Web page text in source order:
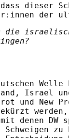
dieser
der
die
Israel
und New
DW